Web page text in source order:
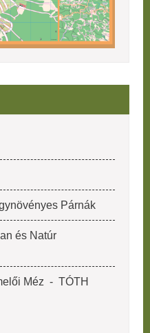
Párnák
és Natúr
Méz - TÓTH